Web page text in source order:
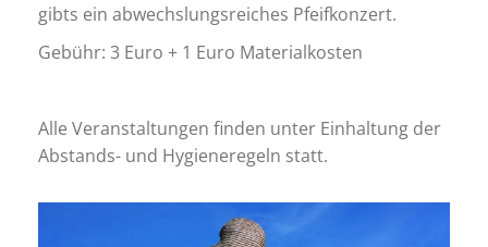
gibts ein abwechslungsreiches Pfeifkonzert.
Gebühr: 3 Euro + 1 Euro Materialkosten
Alle Veranstaltungen finden unter Einhaltung der
Abstands- und Hygieneregeln statt.